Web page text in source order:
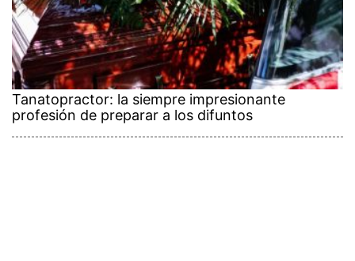
Tanatopractor: la siempre impresionante
profesión de preparar a los difuntos